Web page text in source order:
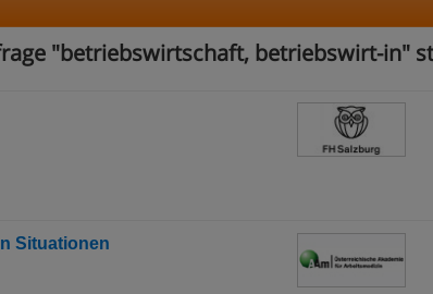
"betriebswirtschaft, betriebswirt-in"
Situationen